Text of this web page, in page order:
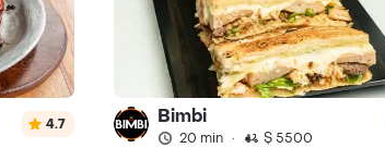
4.7 Bimbi
20 min · $ 5500